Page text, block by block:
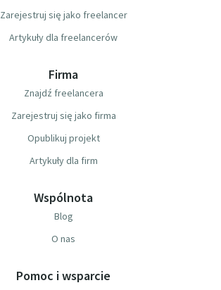
Zarejestruj się jako freelancer
Artykuły dla freelancerów
Firma
Znajdź freelancera
Zarejestruj się jako firma
Opublikuj projekt
Artykuły dla firm
Wspólnota
Blog
O nas
Pomoc i wsparcie